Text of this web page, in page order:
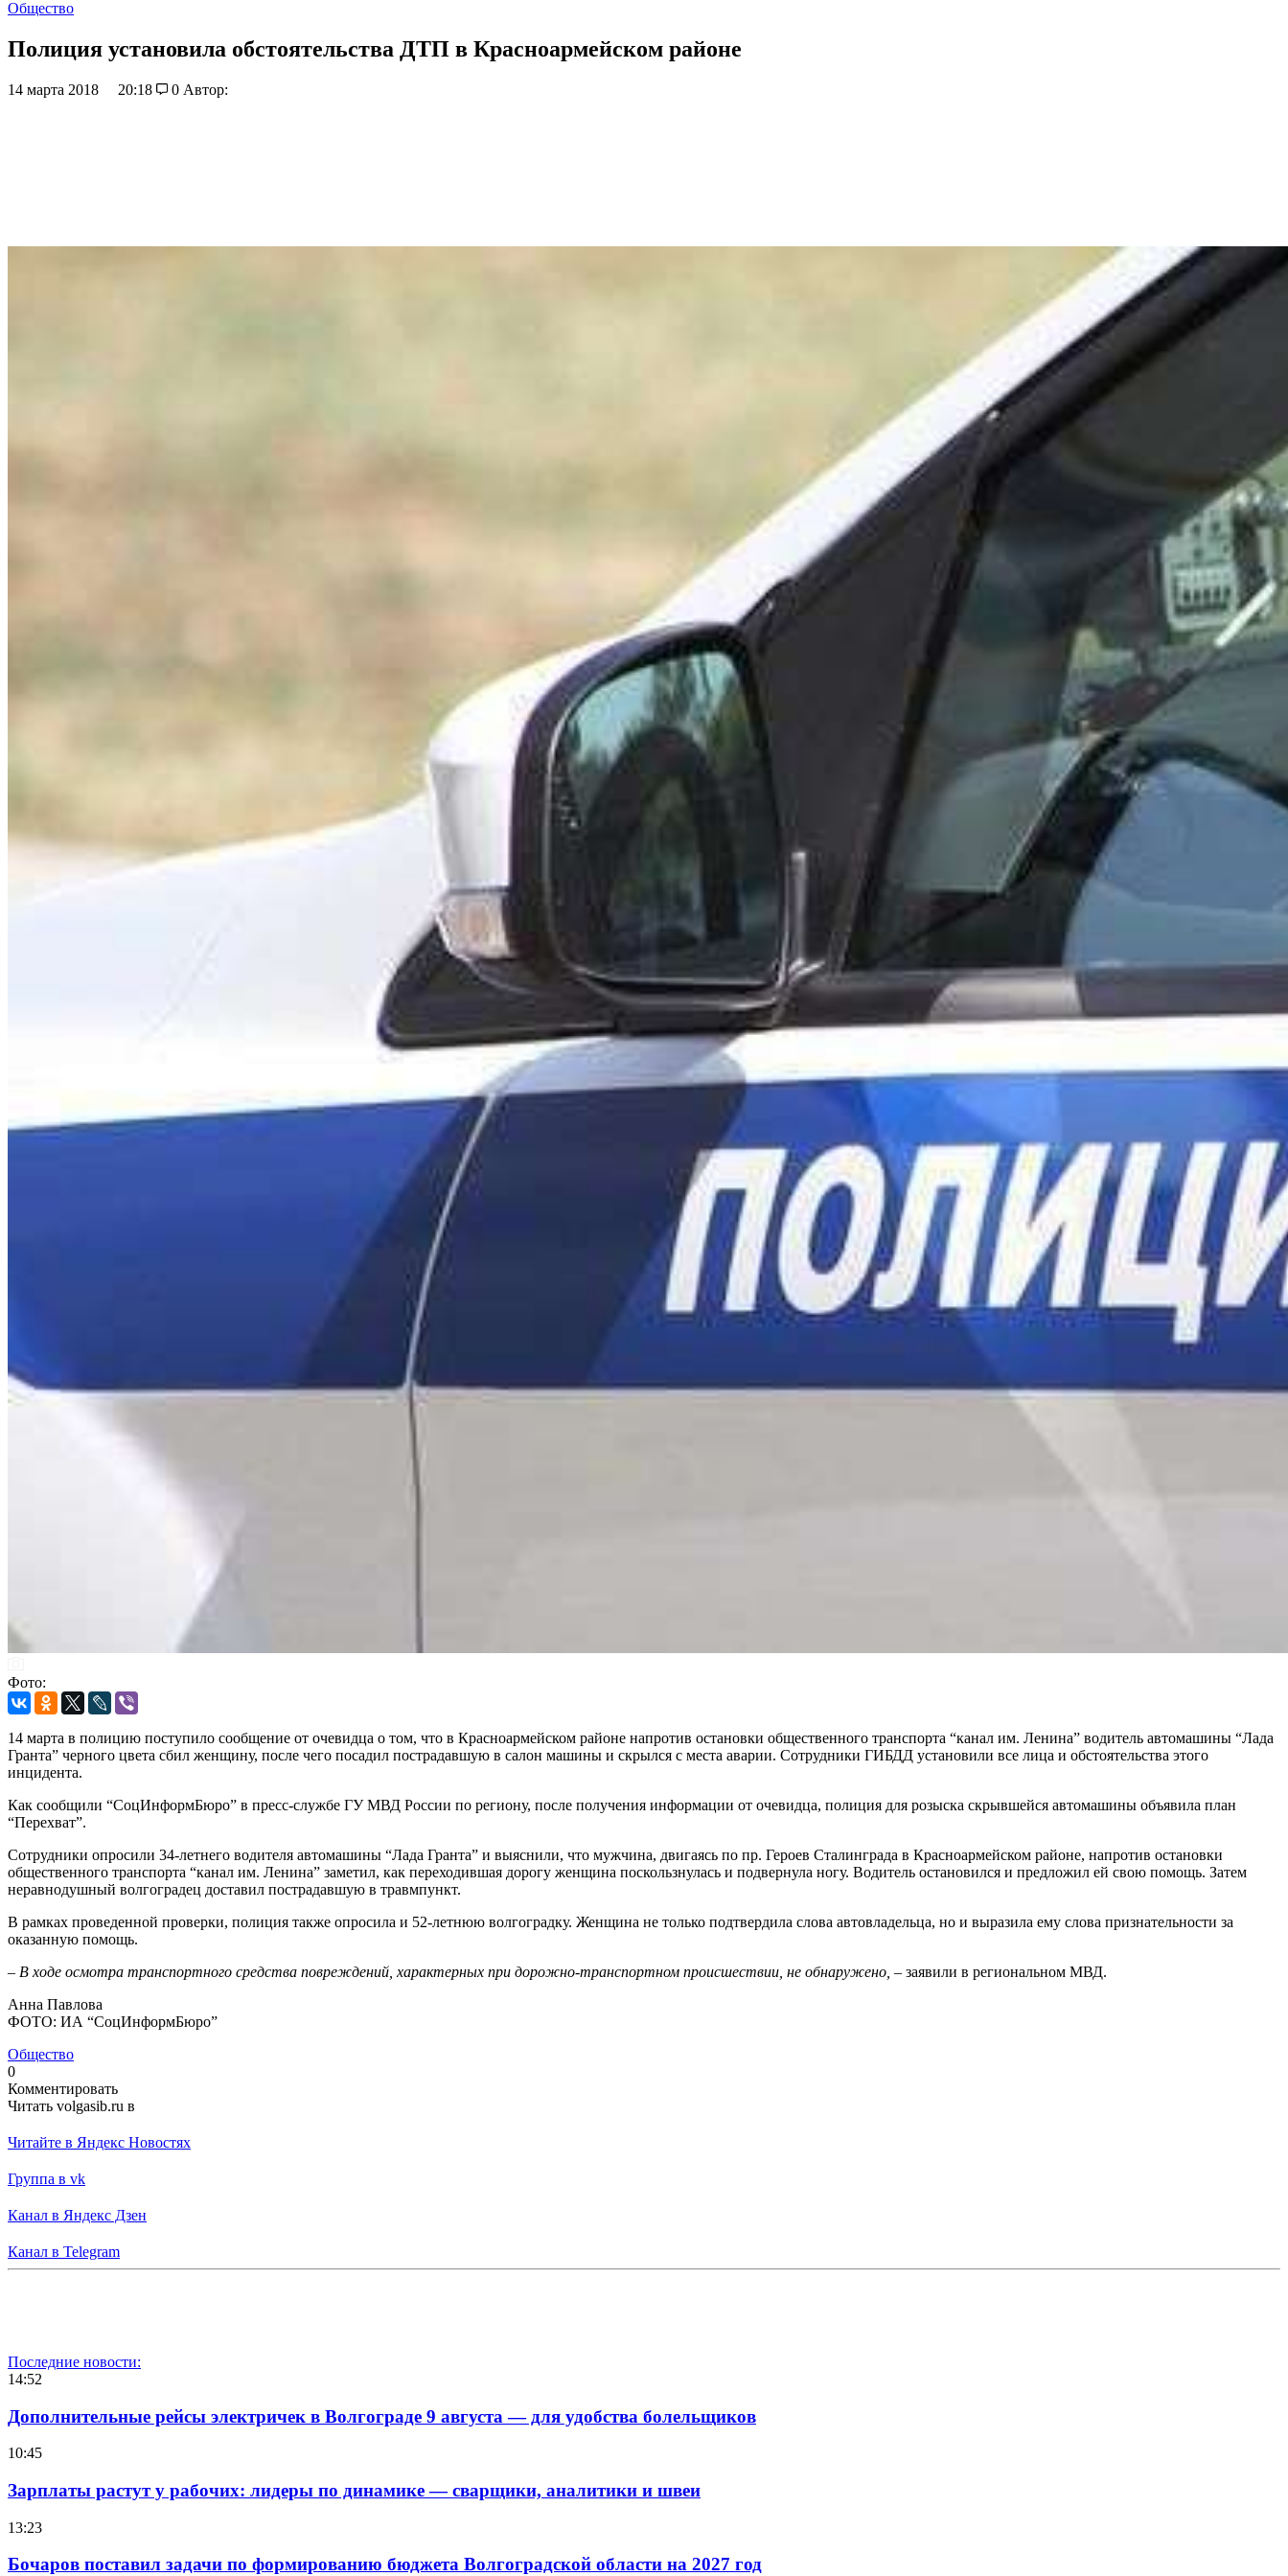
Общество
Полиция установила обстоятельства ДТП в Красноармейском районе
14 марта 2018 20:18 0 Автор:
Фото:
14 марта в полицию поступило сообщение от очевидца о том, что в Красноармейском районе напротив остановки общественного транспорта “канал им. Ленина” водитель автомашины “Лада
Гранта” черного цвета сбил женщину, после чего посадил пострадавшую в салон машины и скрылся с места аварии. Сотрудники ГИБДД установили все лица и обстоятельства этого
инцидента.
Как сообщили “СоцИнформБюро” в пресс-службе ГУ МВД России по региону, после получения информации от очевидца, полиция для розыска скрывшейся автомашины объявила план
“Перехват”.
Сотрудники опросили 34-летнего водителя автомашины “Лада Гранта” и выяснили, что мужчина, двигаясь по пр. Героев Сталинграда в Красноармейском районе, напротив остановки
общественного транспорта “канал им. Ленина” заметил, как переходившая дорогу женщина поскользнулась и подвернула ногу. Водитель остановился и предложил ей свою помощь. Затем
неравнодушный волгоградец доставил пострадавшую в травмпункт.
В рамках проведенной проверки, полиция также опросила и 52-летнюю волгоградку. Женщина не только подтвердила слова автовладельца, но и выразила ему слова признательности за
оказанную помощь.
– В ходе осмотра транспортного средства повреждений, характерных при дорожно-транспортном происшествии, не обнаружено, – заявили в региональном МВД.
Анна Павлова
ФОТО: ИА “СоцИнформБюро”
Общество
0
Комментировать
Читать volgasib.ru в
Читайте в Яндекс Новостях
Группа в vk
Канал в Яндекс Дзен
Канал в Telegram
Последние новости:
14:52
Дополнительные рейсы электричек в Волгограде 9 августа — для удобства болельщиков
10:45
Зарплаты растут у рабочих: лидеры по динамике — сварщики, аналитики и швеи
13:23
Бочаров поставил задачи по формированию бюджета Волгоградской области на 2027 год